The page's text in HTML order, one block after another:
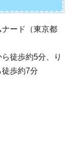
ード（東京都
徒歩約5分、り
歩約7分